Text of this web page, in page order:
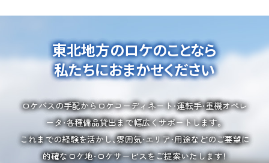
東北地方のロケのことなら
私たちにおまかせください
ロケバスの手配からロケコーディネート・運転手・重機オペレ
ータ・各種備品貸出まで幅広くサポートします。
これまでの経験を活かし、雰囲気・エリア・用途などのご要望に
的確なロケ地・ロケサービスをご提案いたします！